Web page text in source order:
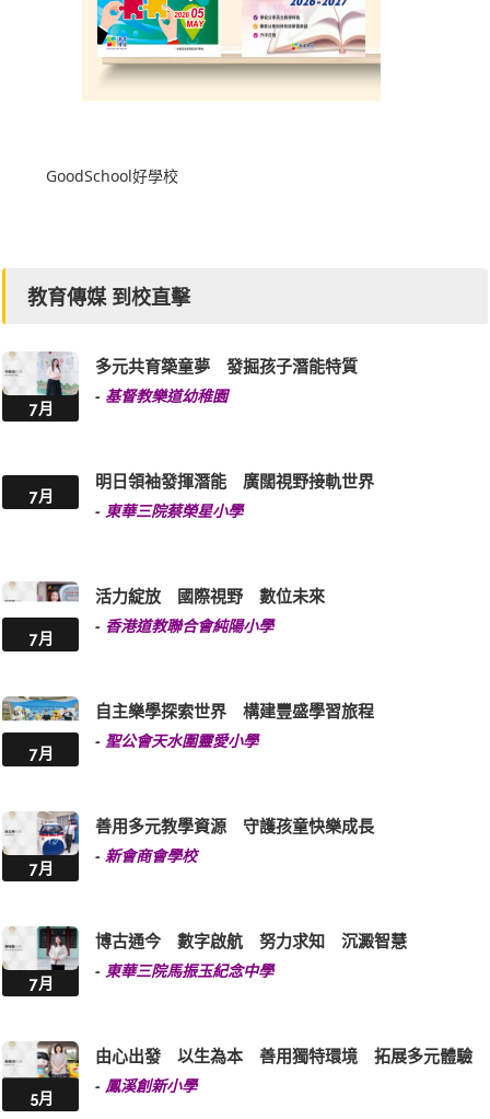
GoodSchool好學校
教育傳媒 到校直擊
7月
多元共育築童夢 發掘孩子潛能特質
- 基督教樂道幼稚園
7月
明日領袖發揮潛能 廣闊視野接軌世界
- 東華三院蔡榮星小學
7月
活力綻放 國際視野 數位未來
- 香港道教聯合會純陽小學
7月
自主樂學探索世界 構建豐盛學習旅程
- 聖公會天水圍靈愛小學
7月
善用多元教學資源 守護孩童快樂成長
- 新會商會學校
7月
博古通今 數字啟航 努力求知 沉澱智慧
- 東華三院馬振玉紀念中學
5月
由心出發 以生為本 善用獨特環境 拓展多元體驗
- 鳳溪創新小學